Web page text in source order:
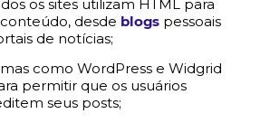
os sites utilizam HTML para
desde blogs pessoais
de notícias;
como WordPress e Widgrid
permitir que os usuários
seus posts;